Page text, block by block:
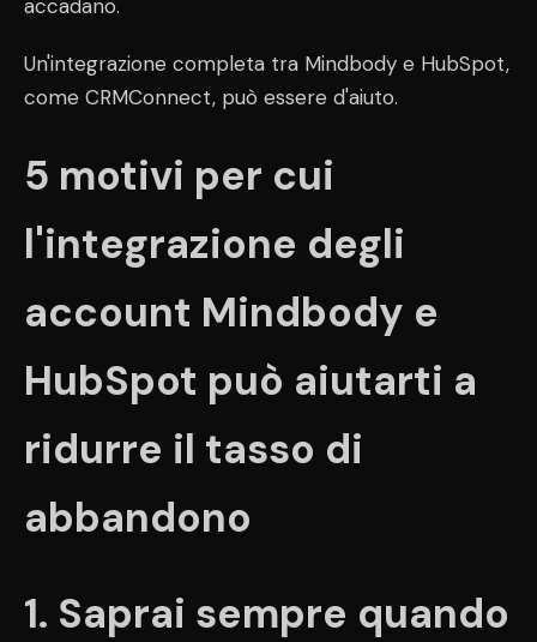
accadano.
Un'integrazione completa tra Mindbody e HubSpot,
come CRMConnect, può essere d'aiuto.
5 motivi per cui
l'integrazione degli
account Mindbody e
HubSpot può aiutarti a
ridurre il tasso di
abbandono
1. Saprai sempre quando